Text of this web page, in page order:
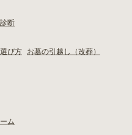
断
び方
お墓の引越し（改葬）
ム